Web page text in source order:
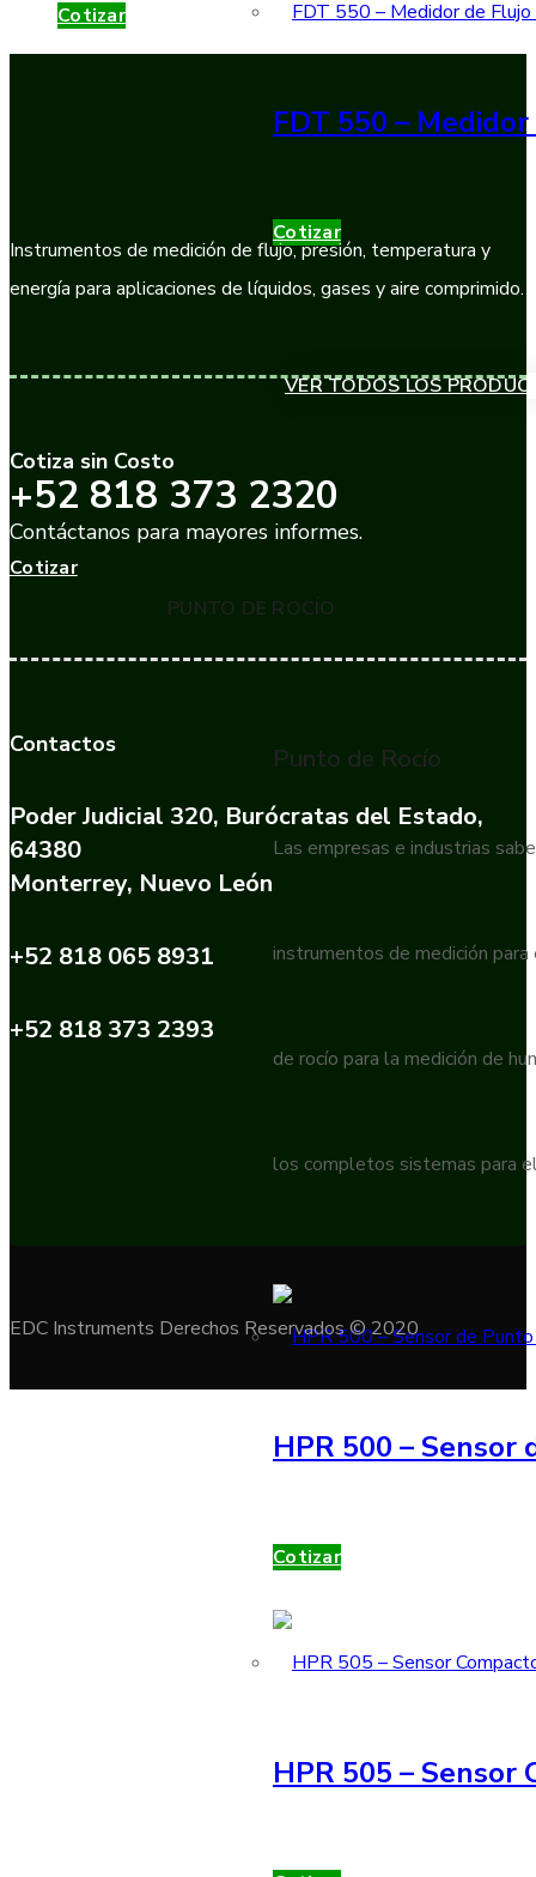
FDT 550 –
Cotizar
VER TODOS LOS
PUNTO DE ROCÍO
Punto de Rocío
Las empresas e industrias
instrumentos de medición
de rocío para la medición de
los completos sistemas para
HPR 500 –
Cotizar
HPR 505 – Sensor
Cotizar
Instrumentos de medición de flujo, presión, temperatura y
energía para aplicaciones de líquidos, gases y aire comprimido.
Cotiza sin Costo
+52 818 373 2320
Contáctanos para mayores informes.
Cotizar
Contactos
Poder Judicial 320, Burócratas del Estado,
64380
Monterrey, Nuevo León
+52 818 065 8931
+52 818 373 2393
EDC Instruments Derechos Reservados © 2020